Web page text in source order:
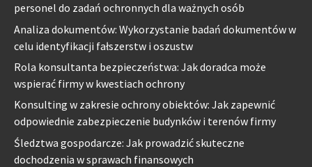
personel do zadań ochronnych dla ważnych osób
Analiza dokumentów: Wykorzystanie badań dokumentów w
celu identyfikacji fałszerstw i oszustw
Rola konsultanta bezpieczeństwa: Jak doradca może
wspierać firmy w kwestiach ochrony
Konsulting w zakresie ochrony obiektów: Jak zapewnić
odpowiednie zabezpieczenie budynków i terenów firmy
Śledztwa gospodarcze: Jak prowadzić skuteczne
dochodzenia w sprawach finansowych